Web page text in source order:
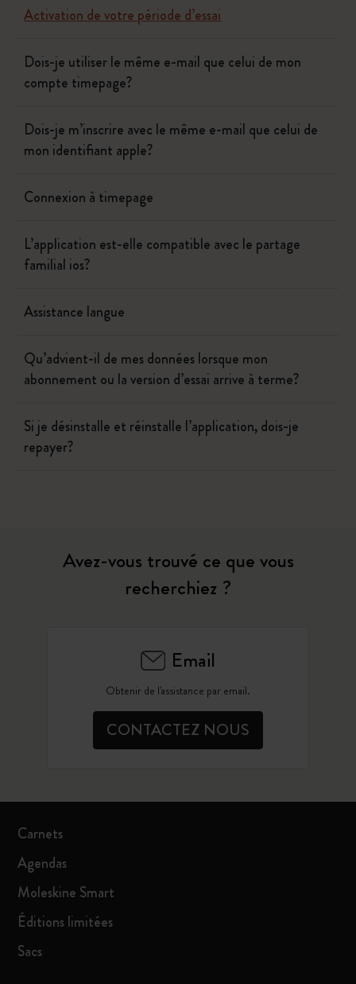
Activation de votre période d’essai
Dois-je utiliser le même e-mail que celui de mon
compte timepage?
Dois-je m’inscrire avec le même e-mail que celui de
mon identifiant apple?
Connexion à timepage
L’application est-elle compatible avec le partage
familial ios?
Assistance langue
Qu’advient-il de mes données lorsque mon
abonnement ou la version d’essai arrive à terme?
Si je désinstalle et réinstalle l’application, dois-je
repayer?
Avez-vous trouvé ce que vous
recherchiez ?
Email
Obtenir de l'assistance par email.
CONTACTEZ NOUS
Carnets
Agendas
Moleskine Smart
Éditions limitées
Sacs